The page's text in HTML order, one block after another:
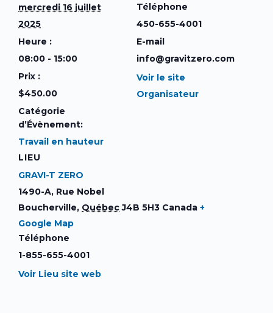
mercredi 16 juillet
2025
Heure :
08:00 - 15:00
Prix :
$450.00
Catégorie
d’Évènement:
Travail en hauteur
LIEU
GRAVI-T ZERO
1490-A, Rue Nobel
Boucherville, Québec J4B 5H3 Canada +
Google Map
Téléphone
1-855-655-4001
Voir Lieu site web
Téléphone
450-655-4001
E-mail
info@gravitzero.com
Voir le site
Organisateur